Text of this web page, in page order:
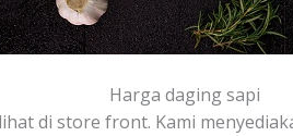
Harga daging sapi
di store front. Kami